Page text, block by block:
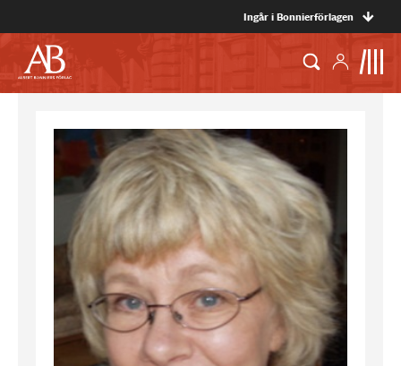
Ingår i Bonnierförlagen